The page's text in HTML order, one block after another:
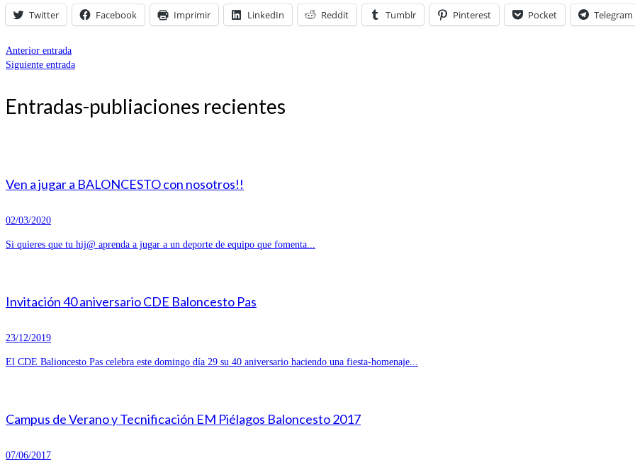
Twitter Facebook Imprimir LinkedIn Reddit Tumblr Pinterest Pocket Telegram
Anterior entrada
Siguiente entrada
Entradas-publiaciones recientes
Ven a jugar a BALONCESTO con nosotros!!
02/03/2020
Si quieres que tu hij@ aprenda a jugar a un deporte de equipo que fomenta...
Invitación 40 aniversario CDE Baloncesto Pas
23/12/2019
El CDE Balioncesto Pas celebra este domingo día 29 su 40 aniversario haciendo una fiesta-homenaje...
Campus de Verano y Tecnificación EM Piélagos Baloncesto 2017
07/06/2017